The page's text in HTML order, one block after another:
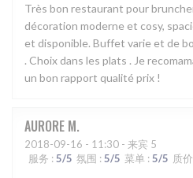
Très bon restaurant pour
décoration moderne et cosy,
et disponible. Buffet varie et de
. Choix dans les plats . Je
un bon rapport qualité prix !
AURORE M
2018-09-16 - 11:30 - 来宾 5
服务 : 5/5 氛围 : 5/5 菜单 : 5/5 质